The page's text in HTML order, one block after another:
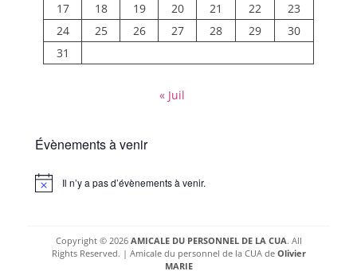
17
18 19 20 21 22
23
24
25 26 27 28 29
30
31
« Juil
Évènements à venir
Notice Il n’y a pas d’évènements à venir.
Copyright © 2026 AMICALE DU PERSONNEL DE LA CUA. All
Rights Reserved. | Amicale du personnel de la CUA de Olivier
MARIE